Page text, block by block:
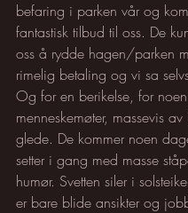
befaring i parken vår og
fantastisk tilbud til oss. De
oss å rydde hagen/parken
rimelig betaling og vi sa
Og for en berikelse, for noen
menneskemøter, massevis av
glede. De kommer noen
setter i gang med masse
humør. Svetten siler i
er bare blide ansikter og